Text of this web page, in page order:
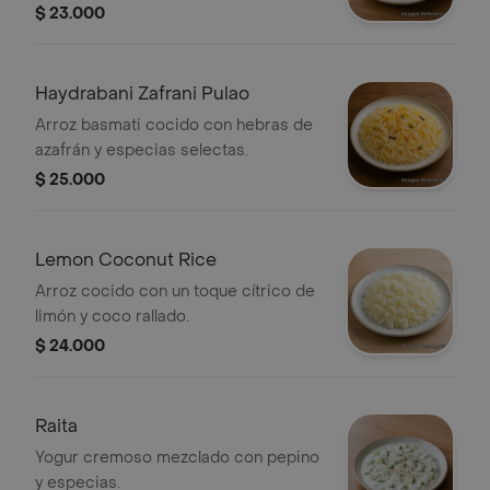
$ 23.000
Haydrabani Zafrani Pulao
Arroz basmati cocido con hebras de
azafrán y especias selectas.
$ 25.000
Lemon Coconut Rice
Arroz cocido con un toque cítrico de
limón y coco rallado.
$ 24.000
Raita
Yogur cremoso mezclado con pepino
y especias.